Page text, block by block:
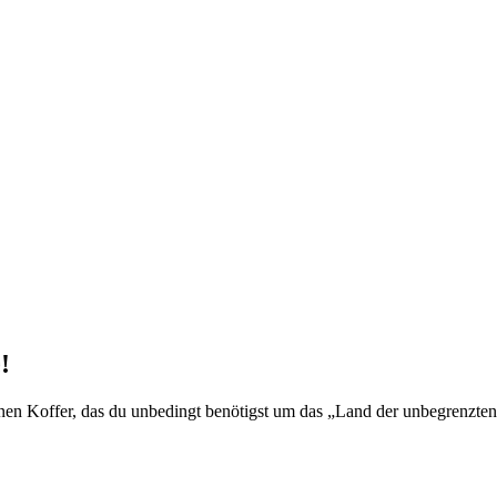
Koffer, das du unbedingt benötigst um das „Land der